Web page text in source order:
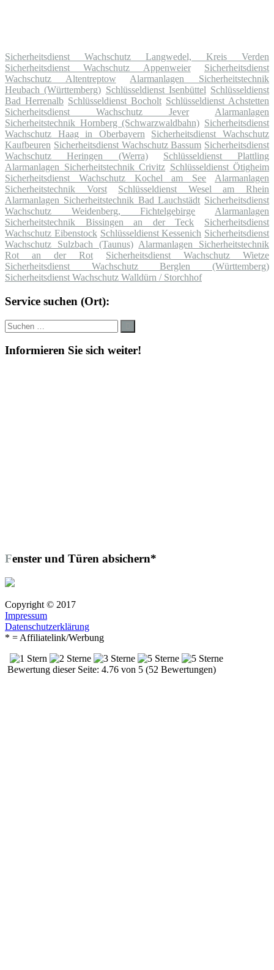
Sicherheitsdienst Wachschutz Langwedel, Kreis Verden
Sicherheitsdienst Wachschutz Appenweier
Sicherheitsdienst
Wachschutz Altentreptow
Alarmanlagen Sicherheitstechnik
Heubach (Württemberg) Schlüsseldienst Isenbüttel Schlüsseldienst
Bad Herrenalb Schlüsseldienst Bocholt Schlüsseldienst Achstetten
Sicherheitsdienst Wachschutz Jever
Alarmanlagen
Sicherheitstechnik Hornberg (Schwarzwaldbahn) Sicherheitsdienst
Wachschutz Haag in Oberbayern
Sicherheitsdienst Wachschutz
Kaufbeuren Sicherheitsdienst Wachschutz Bassum Sicherheitsdienst
Wachschutz Heringen (Werra)
Schlüsseldienst Plattling
Alarmanlagen Sicherheitstechnik Crivitz Schlüsseldienst Ötigheim
Sicherheitsdienst Wachschutz Kochel am See
Alarmanlagen
Sicherheitstechnik Vorst
Schlüsseldienst Wesel am Rhein
Alarmanlagen Sicherheitstechnik Bad Lauchstädt Sicherheitsdienst
Wachschutz Weidenberg, Fichtelgebirge
Alarmanlagen
Sicherheitstechnik Bissingen an der Teck
Sicherheitsdienst
Wachschutz Eibenstock Schlüsseldienst Kessenich Sicherheitsdienst
Wachschutz Sulzbach (Taunus) Alarmanlagen Sicherheitstechnik
Rot an der Rot
Sicherheitsdienst Wachschutz Wietze
Sicherheitsdienst Wachschutz Berglen (Württemberg)
Sicherheitsdienst Wachschutz Walldürn / Storchhof
Service suchen (Ort):
Suche
nach:
Informieren Sie sich weiter!
Fenster und Türen absichern*
Copyright © 2017
Impressum
Datenschutzerklärung
* = Affiliatelink/Werbung
Bewertung dieser Seite: 4.76 von 5 (52 Bewertungen)